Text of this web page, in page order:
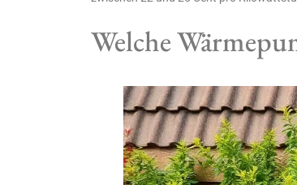
Welche